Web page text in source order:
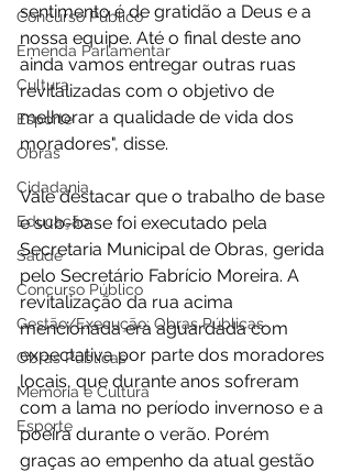
Concurso Público
Emenda Parlamentar
Cultura
Esporte
Obras
Cidadania
Educação
Saúde
Concurso Público
Gestão/Execução: Obras Públicas
Obras Públicas
Memória e Cultura
Esporte
sentimento é de gratidão a Deus e a
nossa equipe. Até o final deste ano
ainda vamos entregar outras ruas
revitalizadas com o objetivo de
melhorar a qualidade de vida dos
moradores", disse.
Vale destacar que o trabalho de base
e sub-base foi executado pela
Secretaria Municipal de Obras, gerida
pelo Secretário Fabrício Moreira. A
revitalização da rua acima
mencionada era aguardada com
expectativa por parte dos moradores
locais, que durante anos sofreram
com a lama no período invernoso e a
poeira durante o verão. Porém
graças ao empenho da atual gestão